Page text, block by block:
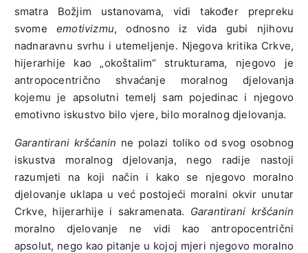
smatra Božjim ustanovama, vidi također prepreku
svomeemotivizmu, odnosno iz vida gubi njihovu
nadnaravnu svrhu i utemeljenje. Njegova kritika Crkve,
hijerarhije kao „okoštalim“ strukturama, njegovo je
antropocentrično shvaćanje moralnog djelovanja
kojemu je apsolutni temelj sam pojedinac i njegovo
emotivno iskustvo bilo vjere, bilo moralnog djelovanja.
Garantirani kršćanin ne polazi toliko od svog osobnog
iskustva moralnog djelovanja, nego radije nastoji
razumjeti na koji način i kako se njegovo moralno
djelovanje uklapa u već postojeći moralni okvir unutar
Crkve, hijerarhije i sakramenata. Garantirani kršćanin
moralno djelovanje ne vidi kao antropocentrični
apsolut, nego kao pitanje u kojoj mjeri njegovo moralno